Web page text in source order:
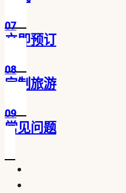
07
立即预订
08
定制旅游
09
常见问题